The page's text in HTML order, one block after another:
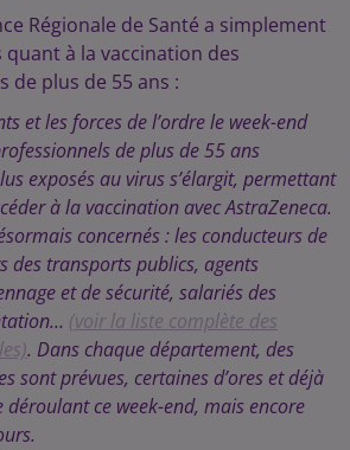
Régionale de Santé a simplement
à la vaccination des
de plus de 55 ans :
et les forces de l’ordre le week-end
de plus de 55 ans
exposés au virus s’élargit, permettant
à la vaccination avec AstraZeneca.
concernés : les conducteurs de
des transports publics, agents
et de sécurité, salariés des
(voir la liste complète des
. Dans chaque département, des
sont prévues, certaines d’ores et déjà
déroulant ce week-end, mais encore